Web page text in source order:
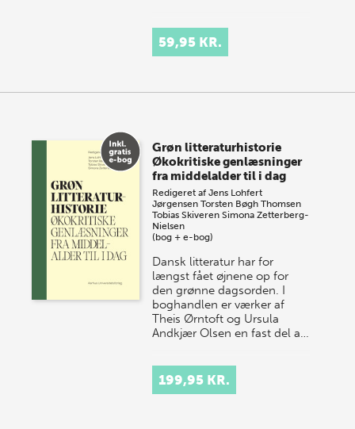
59,95 KR.
Grøn litteraturhistorie
Økokritiske genlæsninger
fra middelalder til i dag
Redigeret afJens Lohfert
Jørgensen Torsten Bøgh Thomsen
Tobias Skiveren Simona Zetterberg-
Nielsen
(bog + e-bog)
Dansk litteratur har for
længst fået øjnene op for
den grønne dagsorden. I
boghandlen er værker af
Theis Ørntoft og Ursula
Andkjær Olsen en fast del a…
199,95 KR.